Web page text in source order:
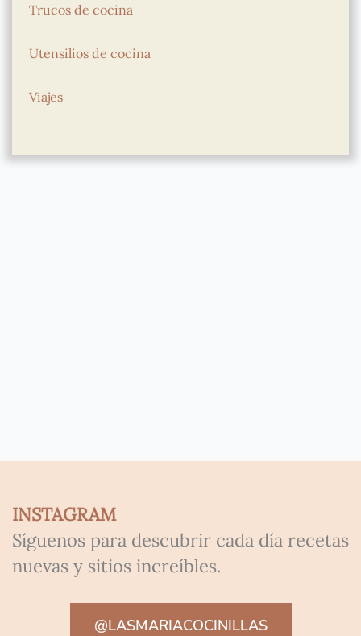
Trucos de cocina
Utensilios de cocina
Viajes
INSTAGRAM
Síguenos para descubrir cada día recetas
nuevas y sitios increíbles.
@LASMARIACOCINILLAS